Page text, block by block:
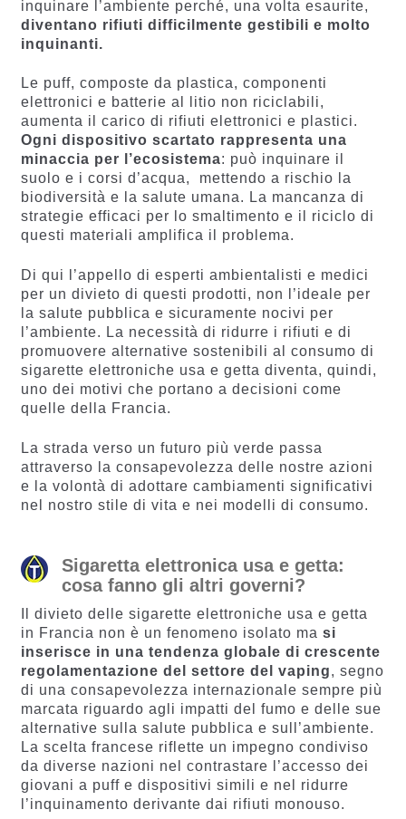
inquinare l’ambiente perché, una volta esaurite,
diventano rifiuti difficilmente gestibili e molto
inquinanti.
Le puff, composte da plastica, componenti
elettronici e batterie al litio non riciclabili,
aumenta il carico di rifiuti elettronici e plastici.
Ogni dispositivo scartato rappresenta una
minaccia per l’ecosistema: può inquinare il
suolo e i corsi d’acqua, mettendo a rischio la
biodiversità e la salute umana. La mancanza di
strategie efficaci per lo smaltimento e il riciclo di
questi materiali amplifica il problema.
Di qui l’appello di esperti ambientalisti e medici
per un divieto di questi prodotti, non l’ideale per
la salute pubblica e sicuramente nocivi per
l’ambiente. La necessità di ridurre i rifiuti e di
promuovere alternative sostenibili al consumo di
sigarette elettroniche usa e getta diventa, quindi,
uno dei motivi che portano a decisioni come
quelle della Francia.
La strada verso un futuro più verde passa
attraverso la consapevolezza delle nostre azioni
e la volontà di adottare cambiamenti significativi
nel nostro stile di vita e nei modelli di consumo.
Sigaretta elettronica usa e getta:
cosa fanno gli altri governi?
Il divieto delle sigarette elettroniche usa e getta
in Francia non è un fenomeno isolato ma si
inserisce in una tendenza globale di crescente
regolamentazione del settore del vaping, segno
di una consapevolezza internazionale sempre più
marcata riguardo agli impatti del fumo e delle sue
alternative sulla salute pubblica e sull’ambiente.
La scelta francese riflette un impegno condiviso
da diverse nazioni nel contrastare l’accesso dei
giovani a puff e dispositivi simili e nel ridurre
l’inquinamento derivante dai rifiuti monouso.